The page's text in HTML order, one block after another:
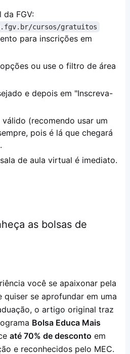
FGV:
cursos/gratuitos
para inscrições em
ou use o filtro de área
e depois em "Inscreva-
(recomendo usar um
pois é lá que chegará
de aula virtual é imediato.
as bolsas de
você se apaixonar pela
quiser se aprofundar em uma
o artigo original traz
Bolsa Educa Mais
até 70% de desconto em
e reconhecidos pelo MEC.